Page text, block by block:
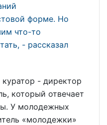
форме. Но
что-то
- рассказал
- директор
который отвечает
У молодежных
«молодежки»